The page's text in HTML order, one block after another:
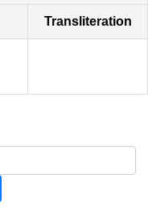
Transliteration